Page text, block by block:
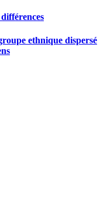
ethnique dispersé